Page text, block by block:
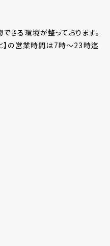
きる環境が整っております。
】の営業時間は7時～23時迄